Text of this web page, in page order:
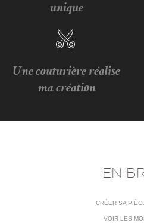
unique
Une couturière réalise
ma création
EN
CRÉER SA
VOIR LES